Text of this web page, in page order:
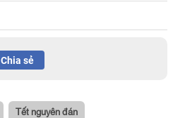
Chia sẻ
Tết nguyên đán